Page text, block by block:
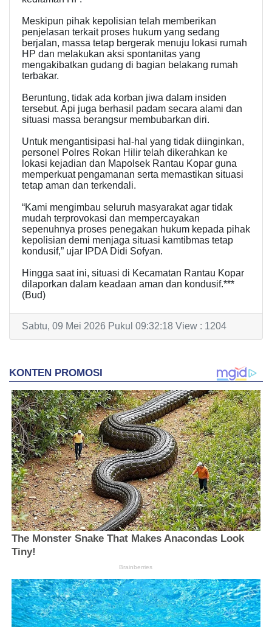
Meskipun pihak kepolisian telah memberikan
penjelasan terkait proses hukum yang sedang
berjalan, massa tetap bergerak menuju lokasi rumah
HP dan melakukan aksi spontanitas yang
mengakibatkan gudang di bagian belakang rumah
terbakar.
Beruntung, tidak ada korban jiwa dalam insiden
tersebut. Api juga berhasil padam secara alami dan
situasi massa berangsur membubarkan diri.
Untuk mengantisipasi hal-hal yang tidak diinginkan,
personel Polres Rokan Hilir telah dikerahkan ke
lokasi kejadian dan Mapolsek Rantau Kopar guna
memperkuat pengamanan serta memastikan situasi
tetap aman dan terkendali.
“Kami mengimbau seluruh masyarakat agar tidak
mudah terprovokasi dan mempercayakan
sepenuhnya proses penegakan hukum kepada pihak
kepolisian demi menjaga situasi kamtibmas tetap
kondusif,” ujar IPDA Didi Sofyan.
Hingga saat ini, situasi di Kecamatan Rantau Kopar
dilaporkan dalam keadaan aman dan kondusif.***
(Bud)
Sabtu, 09 Mei 2026 Pukul 09:32:18 View : 1204